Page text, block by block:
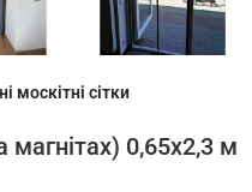
москітні сітки
магнітах) 0,65х2,3 м